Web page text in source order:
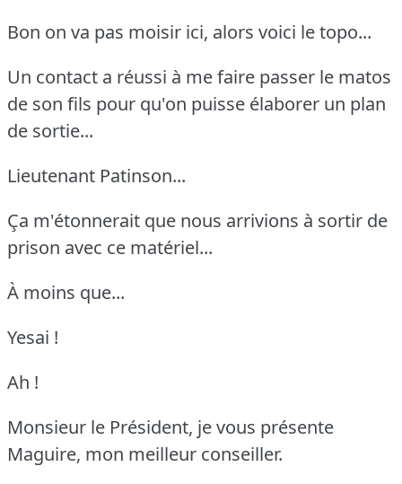
Bon on va pas moisir ici, alors voici le topo...
Un contact a réussi à me faire passer le matos
de son fils pour qu'on puisse élaborer un plan
de sortie...
Lieutenant Patinson...
Ça m'étonnerait que nous arrivions à sortir de
prison avec ce matériel...
À moins que...
Yesai !
Ah !
Monsieur le Président, je vous présente
Maguire, mon meilleur conseiller.